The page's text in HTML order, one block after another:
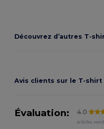
Découvrez d’autres
Avis clients sur le
Évaluation: 4.0
articles